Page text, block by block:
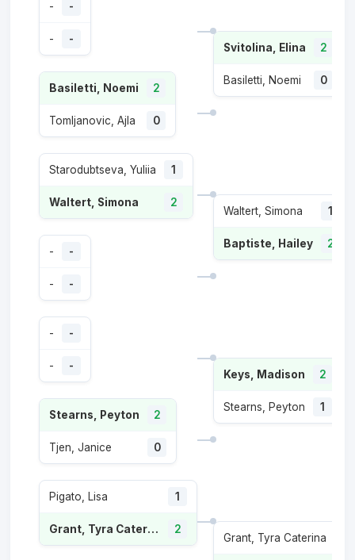
- -
- -
Basiletti, Noemi 2
Tomljanovic, Ajla 0
Starodubtseva, Yuliia 1
Waltert, Simona 2
- -
- -
- -
- -
Stearns, Peyton 2
Tjen, Janice 0
Pigato, Lisa 1
Grant, Tyra Caterina 2
Svitolina, Elina 2
Basiletti, Noemi 0
Waltert, Simona 1
Baptiste, Hailey 2
Keys, Madison 2
Stearns, Peyton 1
Grant, Tyra Caterina